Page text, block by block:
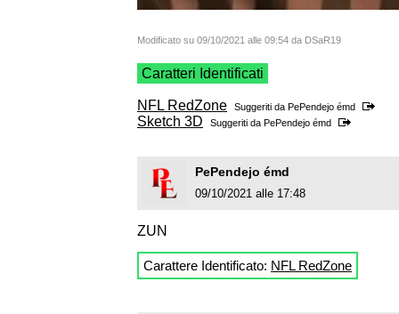
Modificato su 09/10/2021 alle 09:54 da DSaR19
Caratteri Identificati
NFL RedZone Suggeriti da PePendejo émd
Sketch 3D Suggeriti da PePendejo émd
PePendejo émd
09/10/2021 alle 17:48
ZUN
Carattere Identificato: NFL RedZone